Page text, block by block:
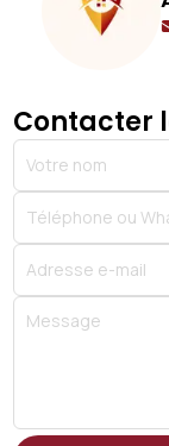
Contacter